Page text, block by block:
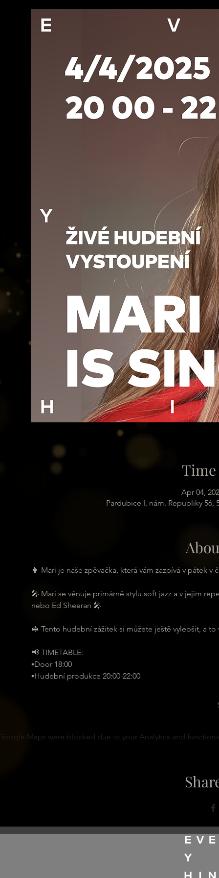
Apr 04,
Pardubice I, nám. Republiky 56,
👩 Mari je naše zpěvačka, která vám zazpívá v pátek v
🎤 Mari se věnuje primárně stylu soft jazz a v jejím
nebo Ed Sheeran 🎤
🥪 Tento hudební zážitek si můžete ještě vylepšit, a
📢 TIMETABLE:
▪️Door 18:00
▪️Hudební produkce 20:00-22:00
Maps were blocked due to your Analytics and